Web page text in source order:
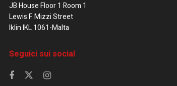
JB House Floor 1 Room 1
Lewis F. Mizzi Street
Iklin IKL 1061-Malta
Seguici sui social